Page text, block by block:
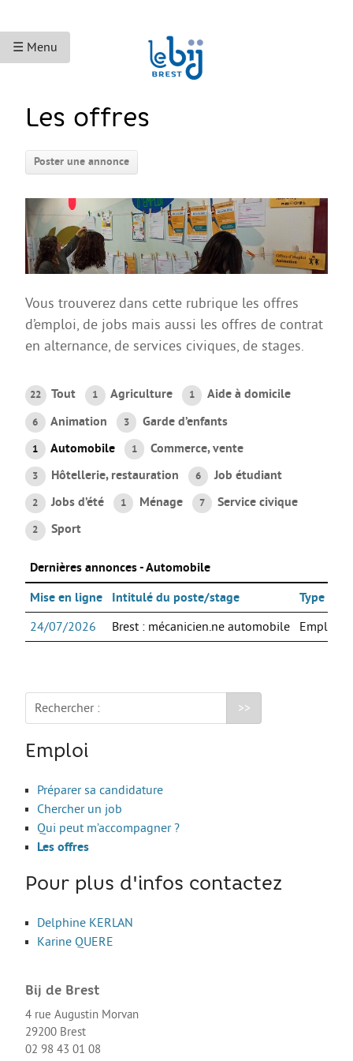
☰ Menu
ACCUEIL
Droits sociaux et services
Bourses et aides financières
Se déplacer
Droits du travail
Étranger·es en France
Agir au quotidien
Etre bénévole ou volontaire
Créer mon projet
Créer mon entreprise
EMPLOI
Préparer sa candidature
Chercher un job
Qui peut m’accompagner ?
Les offres
Les stages
L’alternance
La formation continue
Métiers en uniforme
Année de Césure
INTERNATIONAL
Stages, Études, Formations
Volontariat
Bénévolat
Séjours linguistiques / interculturels
Les offres
Poster une annonce
Vous trouverez dans cette rubrique les offres
d’emploi, de jobs mais aussi les offres de contrat
en alternance, de services civiques, de stages.
22 Tout 1 Agriculture 1 Aide à domicile
6 Animation 3 Garde d’enfants
1 Automobile 1 Commerce, vente
3 Hôtellerie, restauration 6 Job étudiant
2 Jobs d’été 1 Ménage 7 Service civique
2 Sport
Dernières annonces - Automobile
Mise en ligne Intitulé du poste/stage Type
24/07/2026 Brest : mécanicien.ne automobile Emploi
Rechercher :
Emploi
Préparer sa candidature
Chercher un job
Qui peut m’accompagner ?
Les offres
Pour plus d'infos contactez
Delphine KERLAN
Karine QUERE
Bij de Brest
4 rue Augustin Morvan
29200 Brest
02 98 43 01 08